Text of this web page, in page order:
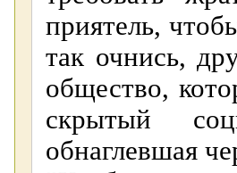
приятель,
так очнись,
общество,
скрытый
обнаглевшая